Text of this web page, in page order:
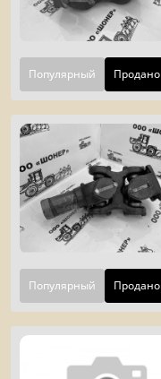
Популярный Продано
Популярный Продано